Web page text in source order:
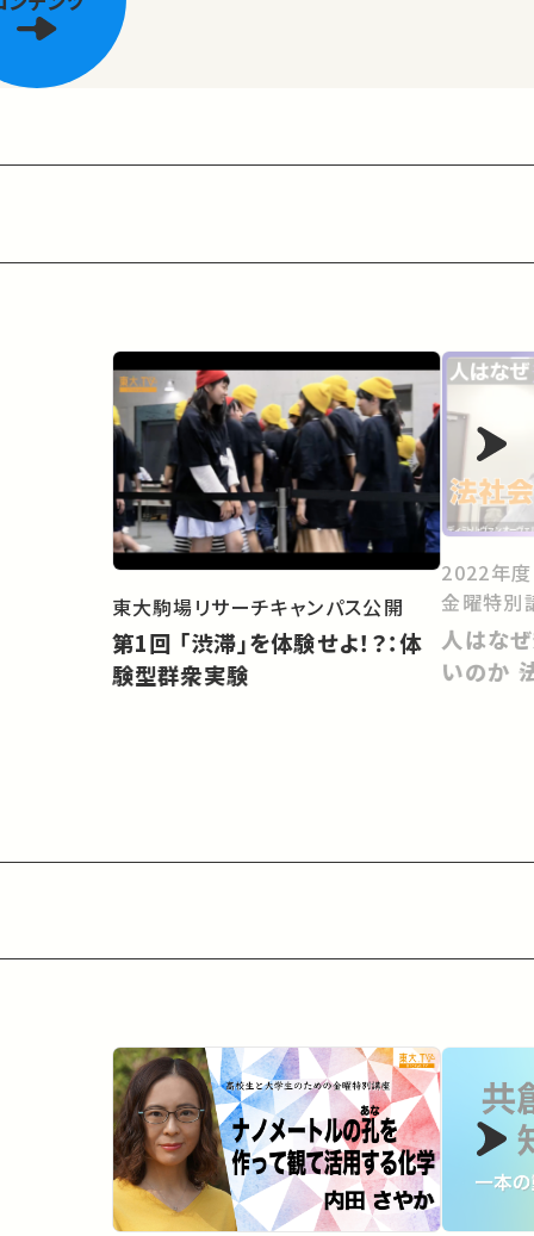
東大駒場リサーチキャンパス公開
第1回 「渋滞」を体験せよ！？：体
験型群衆実験
2022年度
金曜特別
人はな
いのか